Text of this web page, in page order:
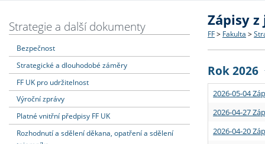
Dozvědět se více
Struktura
Strategie
Podpora
Podat přihlášku
Co
Učitelské
Dozvědět se více
Rigorózní
Dozvědět se více
O vědě a
Granty a
Dozvědět se více
Aktuální
Strategie a další dokumenty
Bezpečnost
Strategické a dlouhodobé záměry
FF UK pro udržitelnost
Výroční zprávy
Platné vnitřní předpisy FF UK
Rozhodnutí a sdělení děkana, opatření a sdělení
Zápisy
FF > Fakulta >
Rok 2026
2026-05-04
2026-04-27
2026-04-20